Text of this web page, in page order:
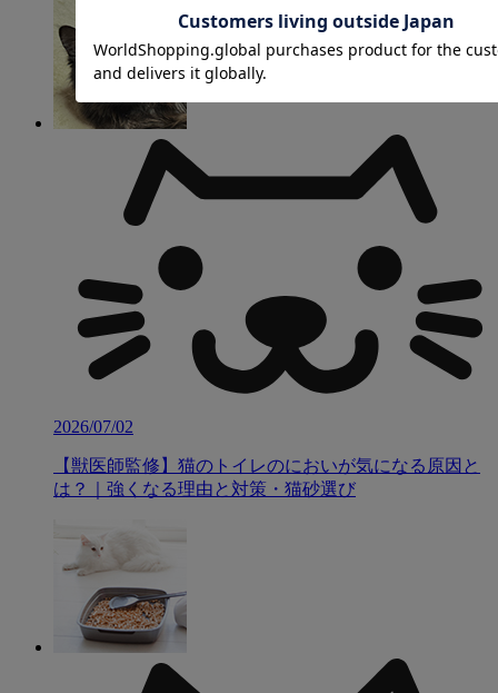
2026/07/02
【獣医師監修】猫のトイレのにおいが気になる原因と
は？｜強くなる理由と対策・猫砂選び